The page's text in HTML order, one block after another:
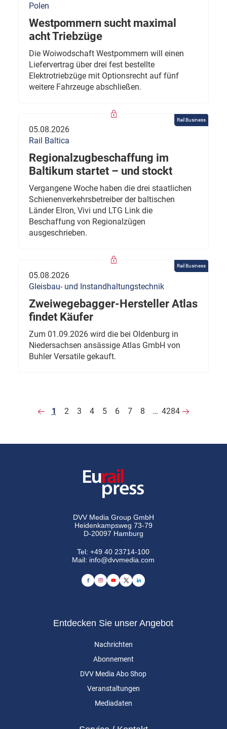
Polen
Westpommern sucht maximal
acht Triebzüge
Die Woiwodschaft Westpommern will einen
Liefervertrag über drei fest bestellte
Elektrotriebzüge mit Optionsrecht auf fünf
weitere Fahrzeuge abschließen.
Rail Business
05.08.2026
Rail Baltica
Regionalzugbeschaffung im
Baltikum startet – und stockt
Vergangene Woche haben die drei staatlichen
Schienenverkehrsbetreiber der baltischen
Länder Elron, Vivi und LTG Link die
Beschaffung von Regionalzügen
ausgeschrieben.
Rail Business
05.08.2026
Gleisbau- und Instandhaltungstechnik
Zweiwegebagger-Hersteller Atlas
findet Käufer
Zum 01.09.2026 wird die bei Oldenburg in
Niedersachsen ansässige Atlas GmbH von
Buhler Versatile gekauft.
1 2 3 4 5 6 7 8 … 4284
DVV Media Group GmbH
Heidenkampsweg 73-79
D-20097 Hamburg
Tel:+49 40 23714-100
Mail: info@dvvmedia.com
Entdecken Sie unser Angebot
Nachrichten
Abonnement
DVV Media Abo Shop
Veranstaltungen
Mediadaten